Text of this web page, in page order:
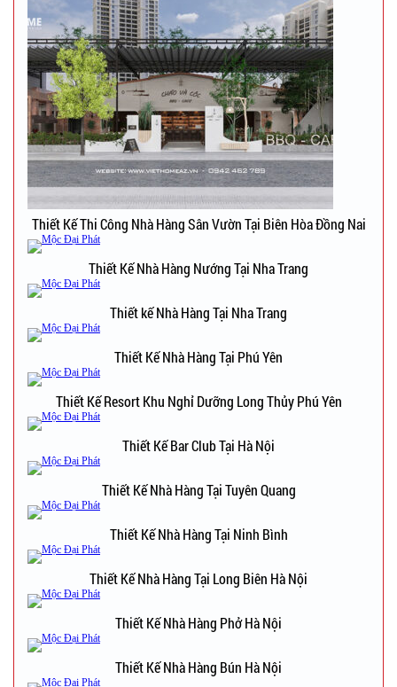
Thiết Kế Thi Công Nhà Hàng Sân Vườn Tại Biên Hòa Đồng Nai
Thiết Kế Nhà Hàng Nướng Tại Nha Trang
Thiết kế Nhà Hàng Tại Nha Trang
Thiết Kế Nhà Hàng Tại Phú Yên
Thiết Kế Resort Khu Nghỉ Dưỡng Long Thủy Phú Yên
Thiết Kế Bar Club Tại Hà Nội
Thiết Kế Nhà Hàng Tại Tuyên Quang
Thiết Kế Nhà Hàng Tại Ninh Bình
Thiết Kế Nhà Hàng Tại Long Biên Hà Nội
Thiết Kế Nhà Hàng Phở Hà Nội
Thiết Kế Nhà Hàng Bún Hà Nội